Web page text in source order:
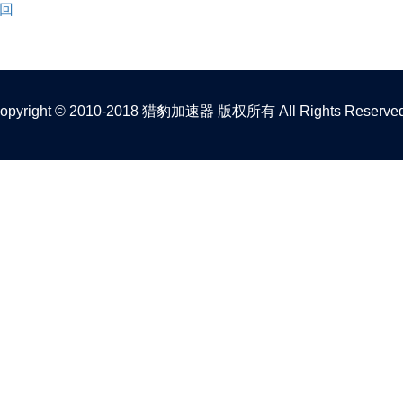
© 2010-2018 猎豹加速器 版权所有 All Rights